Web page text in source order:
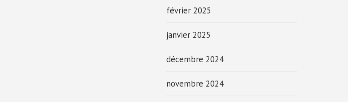
février 2025
janvier 2025
décembre 2024
novembre 2024